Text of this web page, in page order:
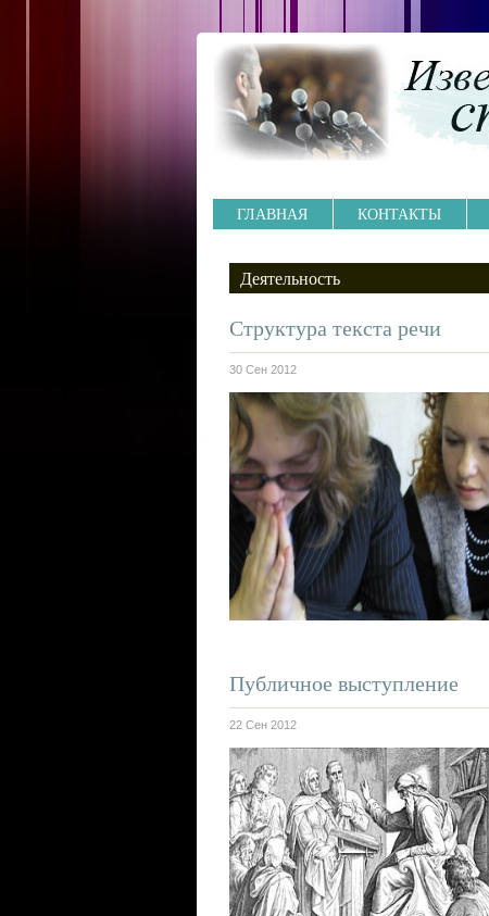
ГЛАВНАЯ КОНТАКТЫ
Деятельность
Структура текста речи
30 Сен 2012
Публичное выступление
22 Сен 2012